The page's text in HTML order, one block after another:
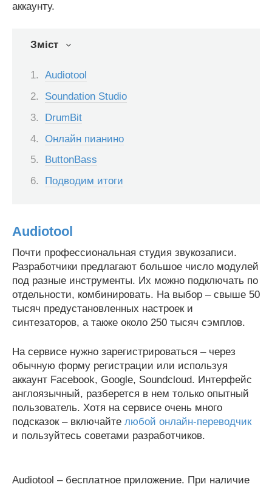
аккаунту.
Зміст
Audiotool
Soundation Studio
DrumBit
Онлайн пианино
ButtonBass
Подводим итоги
Audiotool
Почти профессиональная студия звукозаписи.
Разработчики предлагают большое число модулей
под разные инструменты. Их можно подключать по
отдельности, комбинировать. На выбор – свыше 50
тысяч предустановленных настроек и
синтезаторов, а также около 250 тысяч сэмплов.
На сервисе нужно зарегистрироваться – через
обычную форму регистрации или используя
аккаунт Facebook, Google, Soundcloud. Интерфейс
англоязычный, разберется в нем только опытный
пользователь. Хотя на сервисе очень много
подсказок – включайте любой онлайн-переводчик
и пользуйтесь советами разработчиков.
Audiotool – бесплатное приложение. При наличие